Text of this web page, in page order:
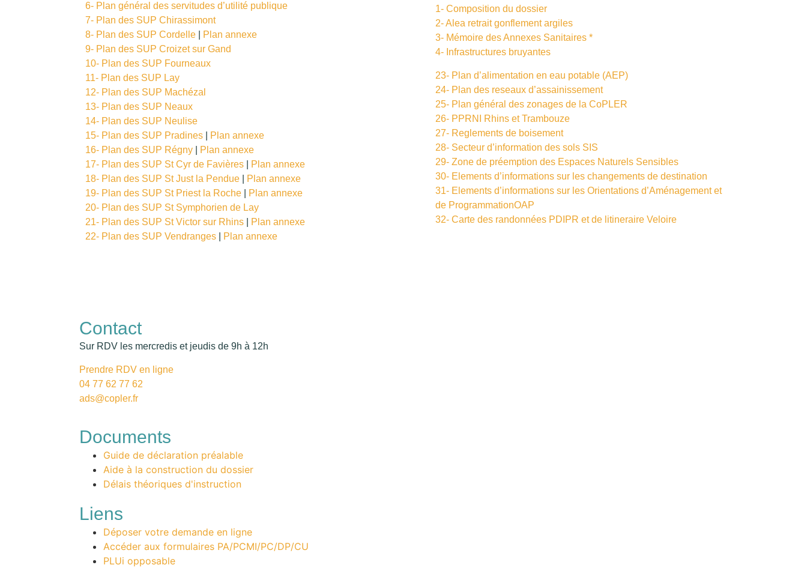
6- Plan général des servitudes d’utilité publique
7- Plan des SUP Chirassimont
8- Plan des SUP Cordelle
Plan annexe
9- Plan des SUP Croizet sur Gand
10- Plan des SUP Fourneaux
11- Plan des SUP Lay
12- Plan des SUP Machézal
13- Plan des SUP Neaux
14- Plan des SUP Neulise
15- Plan des SUP Pradines
Plan annexe
16- Plan des SUP Régny
Plan annexe
17- Plan des SUP St Cyr de Favières
Plan annexe
18- Plan des SUP St Just la Pendue
Plan annexe
19- Plan des SUP St Priest la Roche
Plan annexe
20- Plan des SUP St Symphorien de Lay
21- Plan des SUP St Victor sur Rhins
Plan annexe
22- Plan des SUP Vendranges
Plan annexe
1- Composition du dossier
2- Alea retrait gonflement argiles
3- Mémoire des Annexes Sanitaires *
4- Infrastructures bruyantes
23- Plan d’alimentation en eau potable (AEP)
24- Plan des reseaux d’assainissement
25- Plan général des zonages de la CoPLER
26- PPRNI Rhins et Trambouze
27- Reglements de boisement
28- Secteur d’information des sols SIS
29- Zone de préemption des Espaces Naturels Sensibles
30- Elements d’informations sur les changements de destination
31- Elements d’informations sur les Orientations d’Aménagement et
de ProgrammationOAP
32- Carte des randonnées PDIPR et de litineraire Veloire
Contact
Sur RDV les mercredis et jeudis de 9h à 12h
Prendre RDV en ligne
04 77 62 77 62
ads@copler.fr
Documents
Guide de déclaration préalable
Aide à la construction du dossier
Délais théoriques d'instruction
Liens
Déposer votre demande en ligne
Accéder aux formulaires PA/PCMI/PC/DP/CU
PLUi opposable